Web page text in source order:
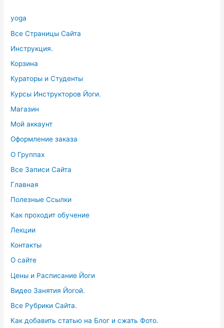
yoga
Все Страницы Сайта
Инструкция.
Корзина
Кураторы и Студенты
Курсы Инструкторов Йоги.
Магазин
Мой аккаунт
Оформление заказа
О Группах
Все Записи Сайта
Главная
Полезные Ссылки
Как проходит обучение
Лекции
Контакты
О сайте
Цены и Расписание Йоги
Видео Занятия Йогой.
Все Рубрики Сайта.
Как добавить статью на Блог и сжать Фото.